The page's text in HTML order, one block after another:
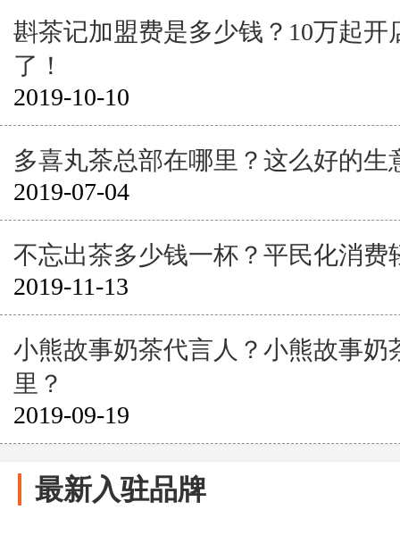
斟茶记加盟费是多少钱？10万起开
了！
2019-10-10
多喜丸茶总部在哪里？这么好的生
2019-07-04
不忘出茶多少钱一杯？平民化消费
2019-11-13
小熊故事奶茶代言人？小熊故事奶
里？
2019-09-19
最新入驻品牌